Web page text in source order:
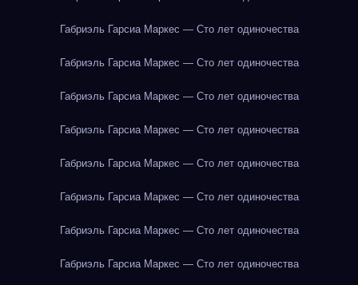
Габриэль Гарсиа Маркес — Сто лет одиночества
Габриэль Гарсиа Маркес — Сто лет одиночества
Габриэль Гарсиа Маркес — Сто лет одиночества
Габриэль Гарсиа Маркес — Сто лет одиночества
Габриэль Гарсиа Маркес — Сто лет одиночества
Габриэль Гарсиа Маркес — Сто лет одиночества
Габриэль Гарсиа Маркес — Сто лет одиночества
Габриэль Гарсиа Маркес — Сто лет одиночества